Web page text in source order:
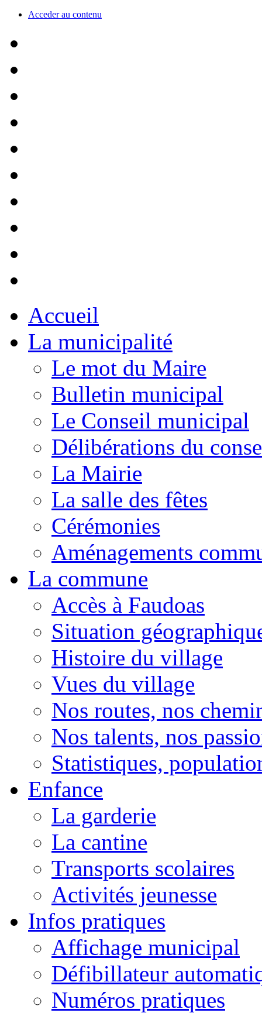
Acceder au contenu
Accueil
La municipalité
Le mot du Maire
Bulletin municipal
Le Conseil municipal
Délibérations du
La Mairie
La salle des fêtes
Cérémonies
Aménagements
La commune
Accès à Faudoas
Situation
Histoire du village
Vues du village
Nos routes, nos
Nos talents, nos
Statistiques,
Enfance
La garderie
La cantine
Transports scolaires
Activités jeunesse
Infos pratiques
Affichage municipal
Défibillateur
Numéros pratiques